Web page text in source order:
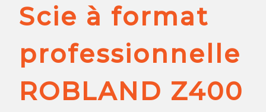
Scie à format
professionnelle
ROBLAND Z400